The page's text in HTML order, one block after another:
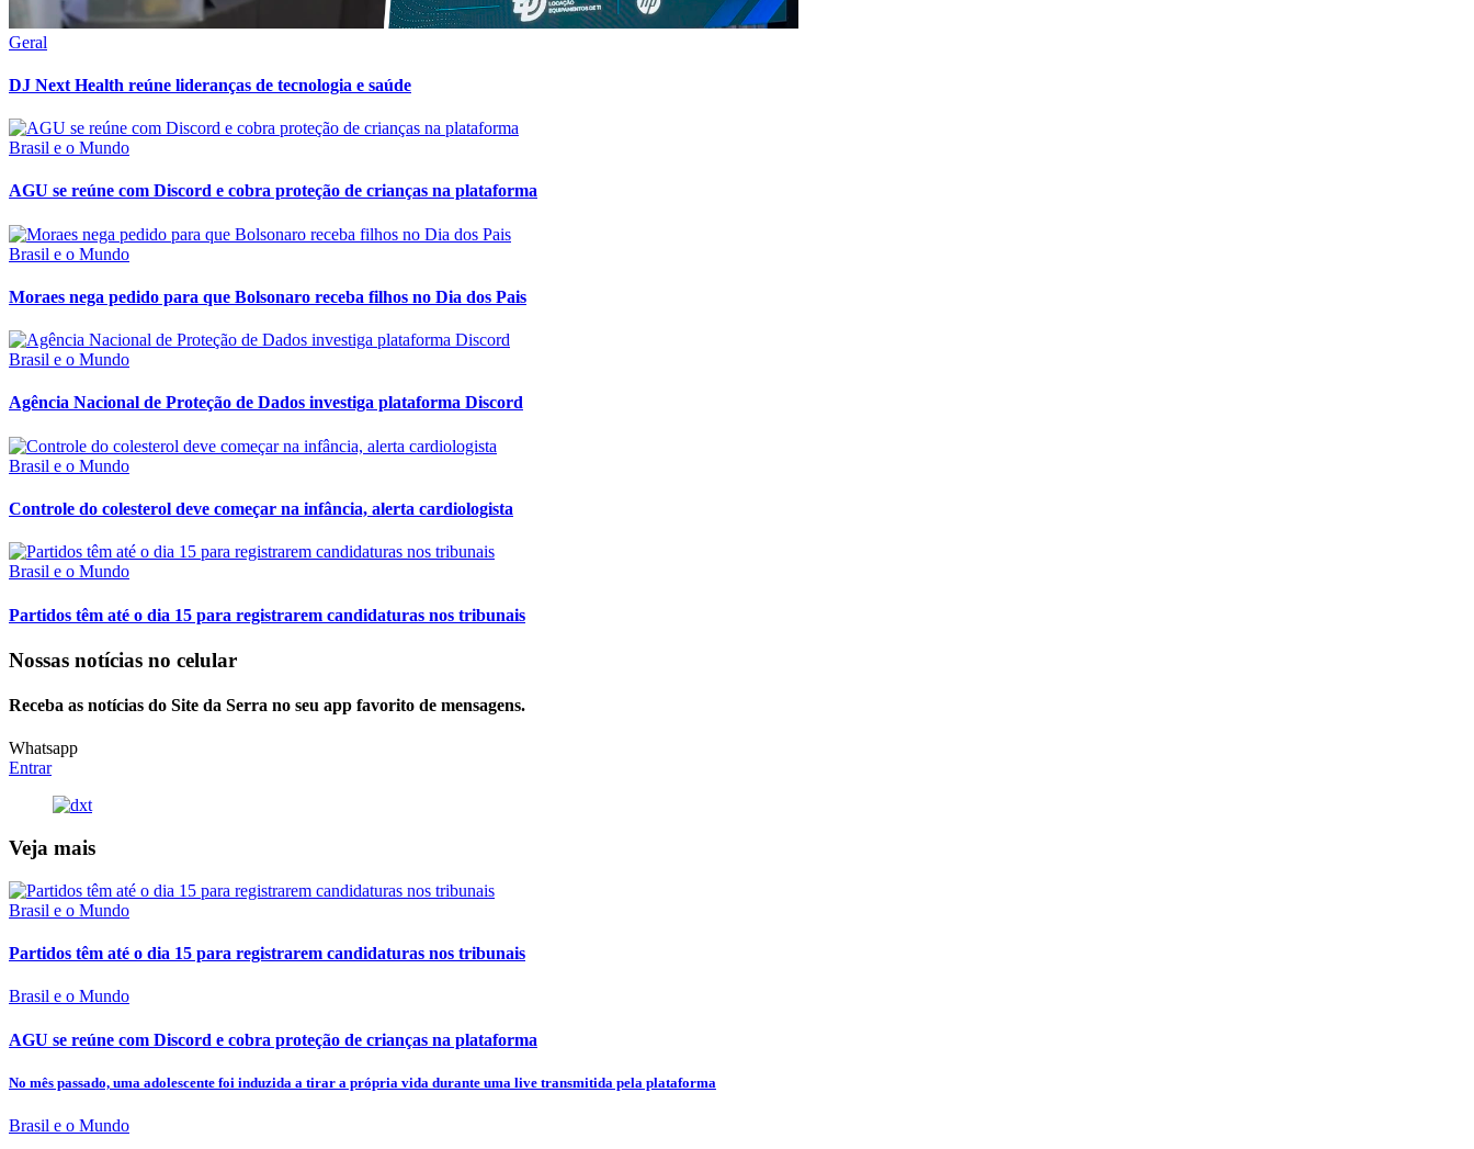
Geral
DJ Next Health reúne lideranças de tecnologia e saúde
Brasil e o Mundo
AGU se reúne com Discord e cobra proteção de crianças na plataforma
Brasil e o Mundo
Moraes nega pedido para que Bolsonaro receba filhos no Dia dos Pais
Brasil e o Mundo
Agência Nacional de Proteção de Dados investiga plataforma Discord
Brasil e o Mundo
Controle do colesterol deve começar na infância, alerta cardiologista
Brasil e o Mundo
Partidos têm até o dia 15 para registrarem candidaturas nos tribunais
Nossas notícias no celular
Receba as notícias do Site da Serra no seu app favorito de mensagens.
Whatsapp
Entrar
Veja mais
Brasil e o Mundo
Partidos têm até o dia 15 para registrarem candidaturas nos tribunais
Brasil e o Mundo
AGU se reúne com Discord e cobra proteção de crianças na plataforma
No mês passado, uma adolescente foi induzida a tirar a própria vida durante uma live transmitida pela plataforma
Brasil e o Mundo